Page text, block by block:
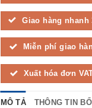
Giao hàng
Miễn phí giao
Xuất hóa đơn
MÔ TẢ THÔNG TIN